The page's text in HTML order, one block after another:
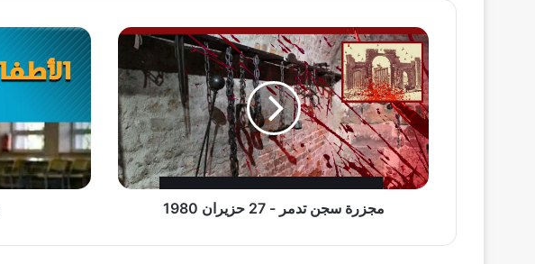
مجزرة
سجن
تدمر
-
27
حزيران
1980
مجزرة سجن تدمر - 27 حزيران 1980
تربية
الأطفال
بالقدوة